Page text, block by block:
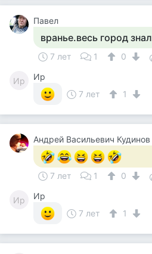
Павел
вранье.весь город знал
7 лет 1 0
Ир
Ир
7 лет
1
Андрей Васильевич Кудинов
7 лет 1 0
Ир
Ир
7 лет
1